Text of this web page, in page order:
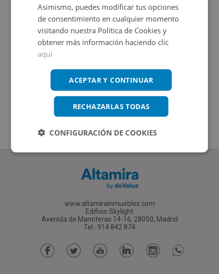
Impuestos no incluidos
68 inmuebles disponibles
Desde 206.646€
www.altamirainmuebles.com
Edificio Skylight
Avenida de Manoteras 14-16, 28050, Madrid
Tel.: 914 842 874
Asimismo, puedes modificar tus opciones
de consentimiento en cualquier momento
visitando nuestra Política de Cookies y
obtener más información haciendo clic
aquí
ACEPTAR Y CONTINUAR
RECHAZARLAS TODAS
CONFIGURACIÓN DE COOKIES